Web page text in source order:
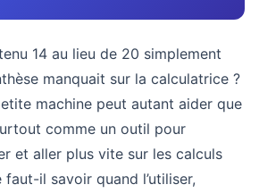
14 au lieu de 20 simplement
manquait sur la calculatrice ?
machine peut autant aider que
comme un outil pour
et aller plus vite sur les calculs
il savoir quand l’utiliser,